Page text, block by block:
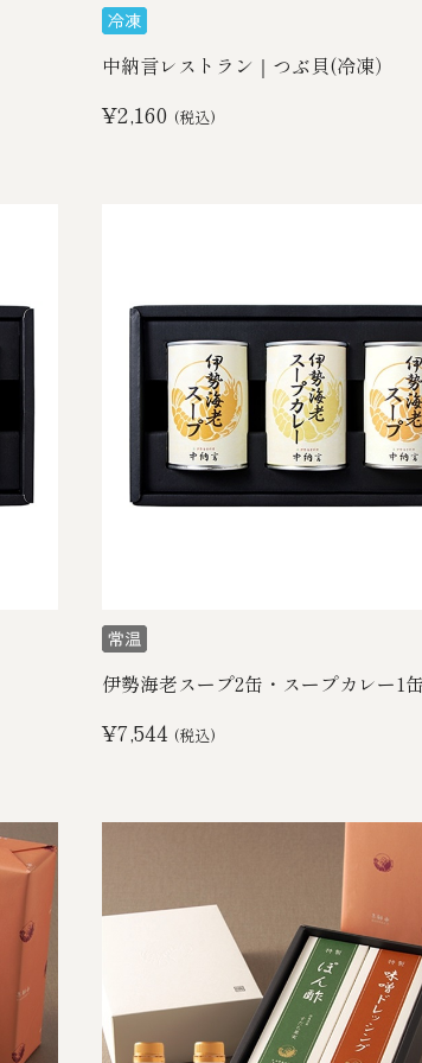
中納言レストラン｜つぶ貝(冷凍）
¥2,160 (税込)
伊勢海老スープ2缶・スープカレー1
¥7,544 (税込)